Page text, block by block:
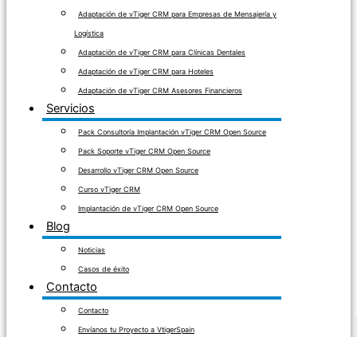
Adaptación de vTiger CRM para Empresas de Mensajería y
Logística
Adaptación de vTiger CRM para Clínicas Dentales
Adaptación de vTiger CRM para Hoteles
Adaptación de vTiger CRM Asesores Financieros
Servicios
Pack Consultoría Implantación vTiger CRM Open Source
Pack Soporte vTiger CRM Open Source
Desarrollo vTiger CRM Open Source
Curso vTiger CRM
Implantación de vTiger CRM Open Source
Blog
Noticias
Casos de éxito
Contacto
Contacto
Envíanos tu Proyecto a VtigerSpain